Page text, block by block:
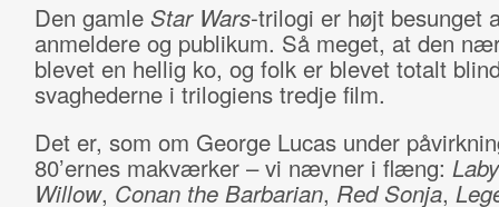
Den gamle Star Wars-trilogi er højt besunget
anmeldere og publikum. Så meget, at den
blevet en hellig ko, og folk er blevet totalt
svaghederne i trilogiens tredje film.
Det er, som om George Lucas under
80’ernes makværker – vi nævner i flæng:
Willow, Conan the Barbarian, Red Sonja,